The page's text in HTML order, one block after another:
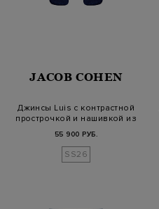
JACOB COHEN
Джинсы Luis с контрастной
прострочкой и нашивкой из
55 900 РУБ.
SS26